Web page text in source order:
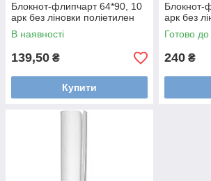
Блокнот-флипчарт 64*90, 10
арк без ліновки поліетилен
В наявності
139,50 ₴
Купити
Блокнот-
арк без
Готово до
240 ₴